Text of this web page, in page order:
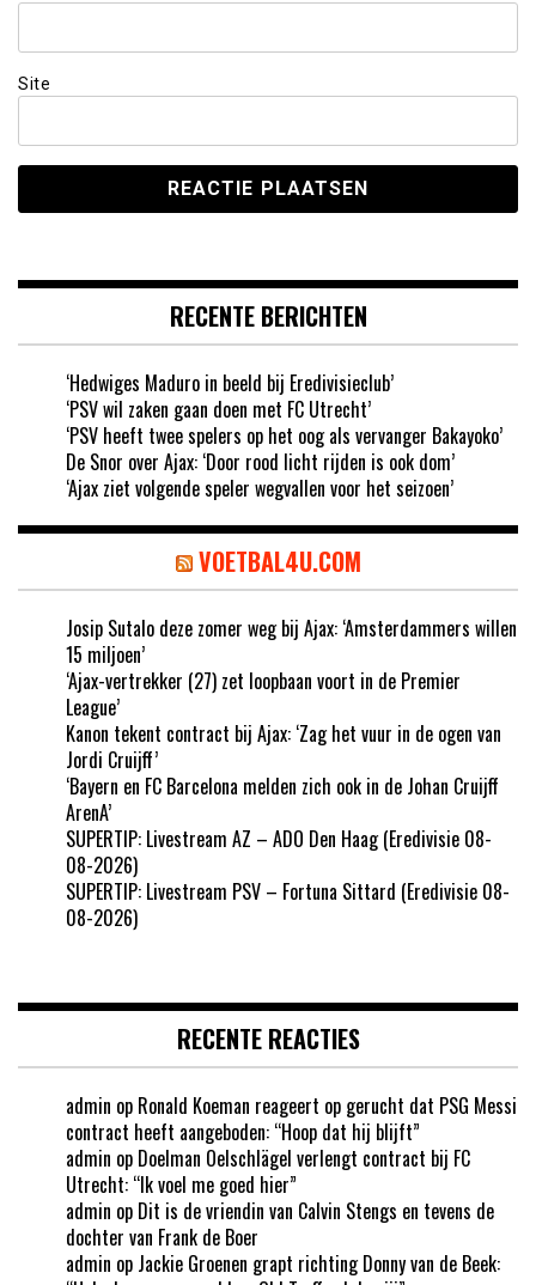
Site
RECENTE BERICHTEN
‘Hedwiges Maduro in beeld bij Eredivisieclub’
‘PSV wil zaken gaan doen met FC Utrecht’
‘PSV heeft twee spelers op het oog als vervanger Bakayoko’
De Snor over Ajax: ‘Door rood licht rijden is ook dom’
‘Ajax ziet volgende speler wegvallen voor het seizoen’
VOETBAL4U.COM
Josip Sutalo deze zomer weg bij Ajax: ‘Amsterdammers willen
15 miljoen’
‘Ajax-vertrekker (27) zet loopbaan voort in de Premier
League’
Kanon tekent contract bij Ajax: ‘Zag het vuur in de ogen van
Jordi Cruijff’
‘Bayern en FC Barcelona melden zich ook in de Johan Cruijff
ArenA’
SUPERTIP: Livestream AZ – ADO Den Haag (Eredivisie 08-
08-2026)
SUPERTIP: Livestream PSV – Fortuna Sittard (Eredivisie 08-
08-2026)
RECENTE REACTIES
admin op Ronald Koeman reageert op gerucht dat PSG Messi
contract heeft aangeboden: “Hoop dat hij blijft”
admin op Doelman Oelschlägel verlengt contract bij FC
Utrecht: “Ik voel me goed hier”
admin op Dit is de vriendin van Calvin Stengs en tevens de
dochter van Frank de Boer
admin op Jackie Groenen grapt richting Donny van de Beek: